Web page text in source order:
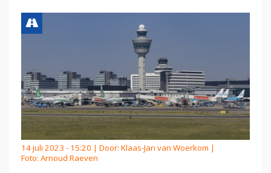
14 juli 2023 - 15:20 | Door: Klaas-Jan van Woerkom |
Foto: Arnoud Raeven